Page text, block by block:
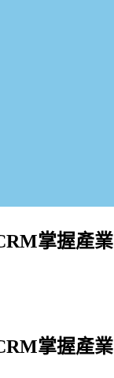
掌握產業
掌握產業